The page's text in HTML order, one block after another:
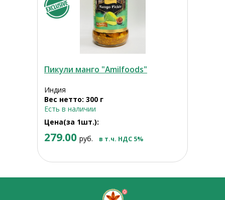
Пикули манго "Amilfoods"
Индия
Вес нетто: 300 г
Есть в наличии
Цена(за 1шт.):
279.00 руб. в т.ч. НДС 5%